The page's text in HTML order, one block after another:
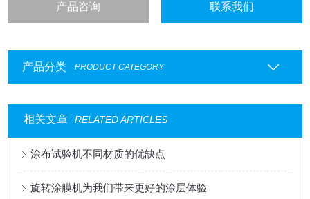
产品咨询 联系我们
产品分类 PRODUCT CATEGORY
相关文章 RELATED ARTICLES
涂布试验机不同材质的优缺点
旋转涂膜机为我们带来更好的涂层体验